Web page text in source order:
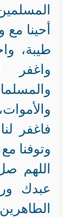
أحينا مع
طيبة،
واغفر
فاغفر
وتوفنا مع
اللهم
عبدك